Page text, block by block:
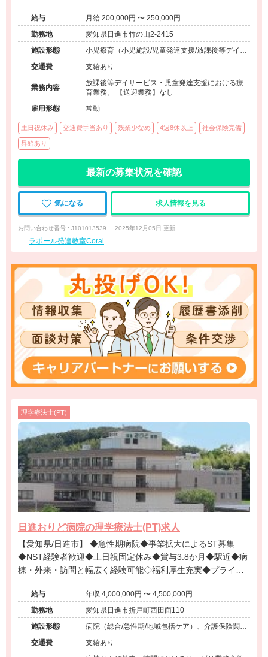
給与
月給 200,000円 〜 250,000円
勤務地
愛知県日進市竹の山2-2415
施設形態
小児療育（小児施設/児童発達支援/放課後等デイサ
ービス）
交通費 支給あり
業務内容
放課後等デイサービス・児童発達支援における療
育業務。 【送迎業務】なし
雇用形態
常勤
土日祝休み 交通費手当あり 残業少なめ 4週8休以上 社会保険完備
昇給あり
最新の募集状況を確認
気になる 求人情報を見る
お問い合わせ番号 : J101013539 2025年12月05日 更新
ラポール発達教室Coral
理学療法士(PT)
日進おりど病院の理学療法士(PT)求人
【愛知県/日進市】 ◆急性期病院◆事業拡大によるST募集
◆NST経験者歓迎◆土日祝固定休み◆賞与3.8か月◆駅近◆病
棟・外来・訪問と幅広く経験可能◇福利厚生充実◆プライベ
給与
年収 4,000,000円 〜 4,500,000円
勤務地
愛知県日進市折戸町西田面110
施設形態
病院（総合/急性期/地域包括ケア）、介護保険関連
施設（訪問看護・リハ）、その他（地域包括）
交通費
支給あり